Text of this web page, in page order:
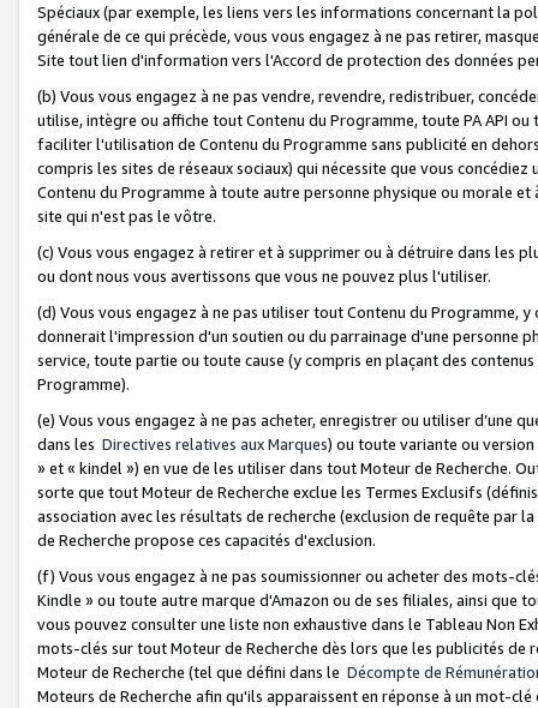
Spéciaux (par exemple, les liens vers les informations concernant la
générale de ce qui précède, vous vous engagez à ne pas retirer,
Site tout lien d'information vers l'Accord de protection des données
(b) Vous vous engagez à ne pas vendre, revendre, redistribuer,
utilise, intègre ou affiche tout Contenu du Programme, toute PA API
faciliter l'utilisation de Contenu du Programme sans publicité en
compris les sites de réseaux sociaux) qui nécessite que vous
Contenu du Programme à toute autre personne physique ou morale
site qui n'est pas le vôtre.
(c) Vous vous engagez à retirer et à supprimer ou à détruire dans les
ou dont nous vous avertissons que vous ne pouvez plus l'utiliser.
(d) Vous vous engagez à ne pas utiliser tout Contenu du Programme,
donnerait l'impression d'un soutien ou du parrainage d'une personne
service, toute partie ou toute cause (y compris en plaçant des
Programme).
(e) Vous vous engagez à ne pas acheter, enregistrer ou utiliser d’une
dans les Directives relatives aux Marques) ou toute variante ou
» et « kindel ») en vue de les utiliser dans tout Moteur de Recherche.
sorte que tout Moteur de Recherche exclue les Termes Exclusifs
association avec les résultats de recherche (exclusion de requête
de Recherche propose ces capacités d'exclusion.
(f) Vous vous engagez à ne pas soumissionner ou acheter des mots-
Kindle » ou toute autre marque d'Amazon ou de ses filiales, ainsi que
vous pouvez consulter une liste non exhaustive dans le Tableau Non
mots-clés sur tout Moteur de Recherche dès lors que les publicités de
Moteur de Recherche (tel que défini dans le Décompte de
Moteurs de Recherche afin qu'ils apparaissent en réponse à un mot-